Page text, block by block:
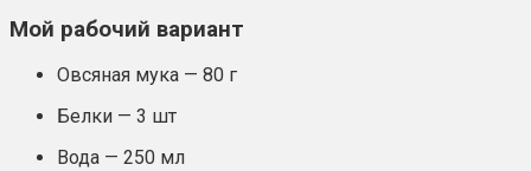
Мой рабочий вариант
Овсяная мука — 80 г
Белки — 3 шт
Вода — 250 мл